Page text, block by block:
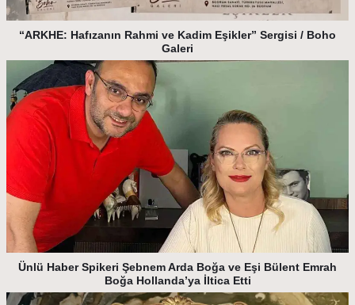
“ARKHE: Hafızanın Rahmi ve Kadim Eşikler” Sergisi / Boho
Galeri
Ünlü Haber Spikeri Şebnem Arda Boğa ve Eşi Bülent Emrah
Boğa Hollanda’ya İltica Etti